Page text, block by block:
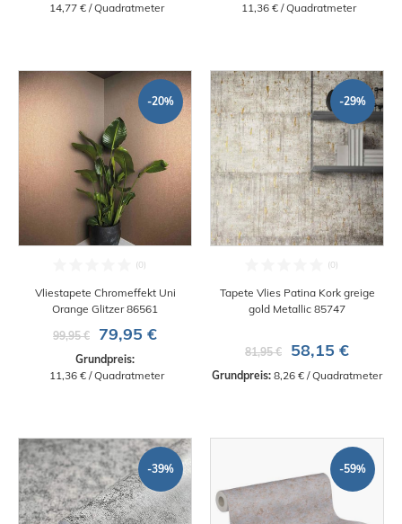
14,77 € / Quadratmeter
11,36 € / Quadratmeter
-20%
Vliestapete Chromeffekt Uni
Orange Glitzer 86561
99,95 €
79,95 €
Grundpreis:
11,36 € / Quadratmeter
-29%
Tapete Vlies Patina Kork greige
gold Metallic 85747
81,95 € 58,15 €
Grundpreis: 8,26 € / Quadratmeter
-39% -59%